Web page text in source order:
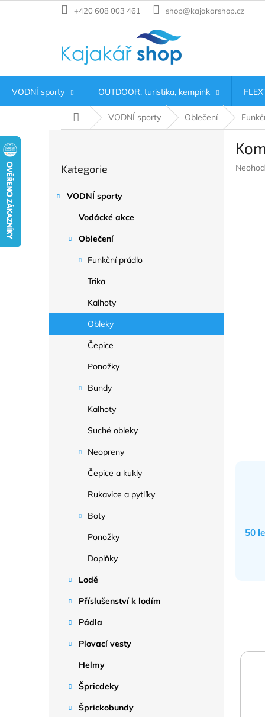
na
+420 608 003 461 shop@kajakarshop.cz
VODNÍ sporty OUTDOOR, turistika, kempink
Domů VODNÍ sporty Oblečení
kategorie
Kategorie
VODNÍ sporty
Vodácké akce
Oblečení
Funkční prádlo
Trika
Kalhoty
Obleky
Čepice
Ponožky
Bundy
Kalhoty
Suché obleky
Neopreny
Čepice a kukly
Rukavice a pytlíky
Boty
Ponožky
Doplňky
Lodě
Příslušenství k lodím
Pádla
Plovací vesty
Helmy
Špricdeky
Šprickobundy
50